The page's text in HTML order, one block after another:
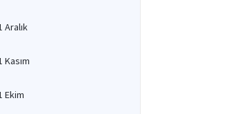
Aralık
Kasım
Ekim